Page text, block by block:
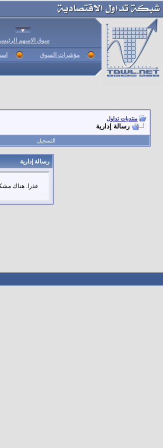
سوق الاسهم
مؤشرات السوق
منتديات تداول
رسالة إدارية
التسجيل
رسالة إدارية
عذرا. هناك